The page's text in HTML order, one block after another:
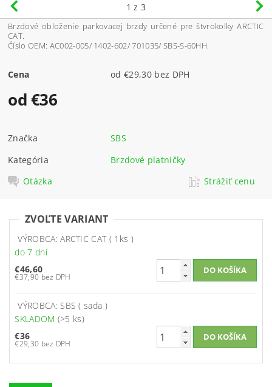
1 z 3
Brzdové obloženie parkovacej brzdy určené pre štvrokolky ARCTIC
CAT.
Číslo OEM: AC002-005/ 1402-602/ 701035/ SBS-S-60HH.
Cena od €29,30 bez DPH
od €36
Značka
SBS
Kategória
Brzdové platničky
Otázka
Strážiť cenu
ZVOĽTE VARIANT
VÝROBCA: ARCTIC CAT ( 1ks )
do 7 dní
€46,60
€37,90 bez DPH
VÝROBCA: SBS ( sada )
SKLADOM (>5 ks)
€36
€29,30 bez DPH